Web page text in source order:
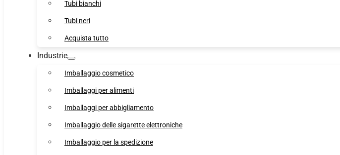
Tubi bianchi
Tubi neri
Acquista tutto
Industrie
Imballaggio cosmetico
Imballaggi per alimenti
Imballaggi per abbigliamento
Imballaggio delle sigarette elettroniche
Imballaggio per la spedizione